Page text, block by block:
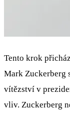
Tento krok
Mark Zuckerberg
vítězství v
vliv. Zuckerberg